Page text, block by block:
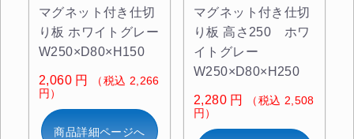
マグネット付き仕切
り板 ホワイトグレー
W250×D80×H150
2,060 円
（税込 2,266
円）
商品詳細ページへ
マグネット付き仕切
り板 高さ250 ホワ
イトグレー
W250×D80×H250
2,280 円
（税込 2,508
円）